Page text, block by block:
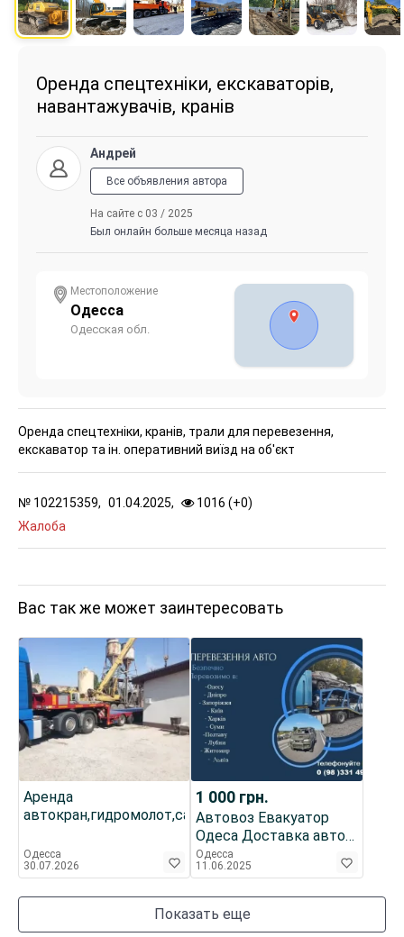
Оренда спецтехніки, екскаваторів,
навантажувачів, кранів
Андрей
Все объявления автора
На сайте с 03 / 2025
Был онлайн больше месяца назад
Местоположение
Одесса
Одесская обл.
Оренда спецтехніки, кранів, трали для перевезення,
екскаватор та ін. оперативний виїзд на об'єкт
№ 102215359, 01.04.2025, 1016 (+0)
Жалоба
Вас так же может заинтересовать
Аренда
автокран,гидромолот,самосвал,трал,бурокран,
Одесса
30.07.2026
1 000 грн.
Автовоз Евакуатор
Одеса Доставка авто з
Європи Перегон авто
по Україні
Одесса
11.06.2025
Показать еще